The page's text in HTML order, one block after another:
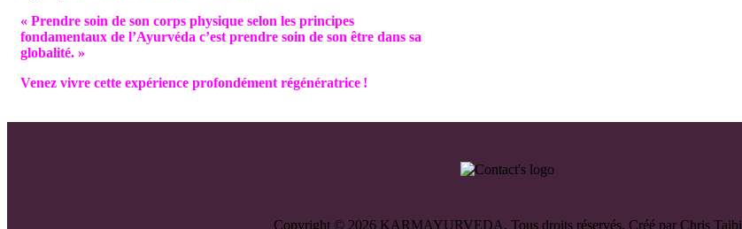
« Prendre soin de son corps physique selon les principes
fondamentaux de l’Ayurvéda c’est prendre soin de son être dans sa
globalité. »
Venez vivre cette expérience profondément régénératrice !
Copyright © 2026 KARMAYURVEDA. Tous droits réservés. Créé par Chris Taibi